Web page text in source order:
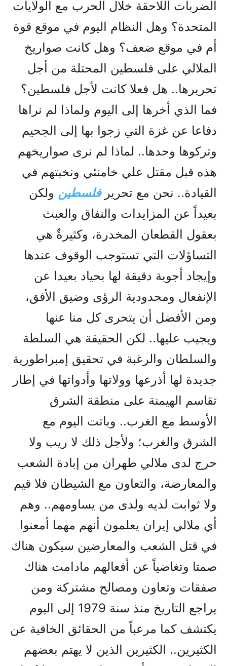
الضربات اللاحقة خلال الحرب مع الولايات
المتحدة؟ وهل النظام اليوم في موقع قوة
أم في موقع ضعف؟ وهل كانت صواريخ
الملالي على فلسطين المحتلة من أجل
تحريرها.. هل فعلا كانت لأجل فلسطين؟
فما الذي أخرها إلى اليوم ولماذا لم نراها
دفاعا عن غزة التي زجوا بها إلى الجحيم
وتركوها وحدها.. لماذا لم نرى صواريخهم
هذه قبل مقتل علي خامنئي ونخبتهم في
القيادة.. نحن مع تحريرفلسطين ولكن
بعيداً عن المزايدات والنفاق والعبث
بعقول القطعان المخدرة، وكثيرةٌ هي
التساؤلات التي تستوجب الوقوف عندها
وإيجاد أجوبة دقيقة لها بحياد بعيدا عن
الإنفعال ومحدودية الرؤى وضيق الأفق،
ومن الأفضل أن يتحرى كل منا عنها
ويجيب عليها.. لكن الحقيقة هي السلطة
والسلطان والرغبة في تحقيق إمبراطورية
جديدة لها أذرعها وولاتها وأدواتها في إطار
تقاسم الهيمنة على منطقة الشرق
الأوسط مع الغرب.. وباتت اليوم مع
الشرق والغرب؛ ولأجل ذلك لا ريب ولا
حرج لدى ملالي طهران من إبادة الشعب
والمعارضة، والتعاون مع الشيطان فلا قيم
ولا ثوابت لديه ولدى من يساومهم.. وهم
أي ملالي إيران يعلمون أنهم مهما أمعنوا
في قتل الشعب والمعارضين سيكون هناك
صمتا وتغاضياً عن أفعالهم مادامت هناك
صفقات وتعاون ومصالح مشتركة ومن
يراجع التاريخ منذ سنة 1979 إلى اليوم
يكتشف كما مرعباً من الحقائق الخافية عن
الكثيرين.. الكثيرين الذين لا يهتم بعضهم